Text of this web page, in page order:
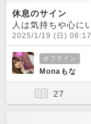
休息のサイン
2025/1/19 (日) 06:17
オフライン
Monaもな
27